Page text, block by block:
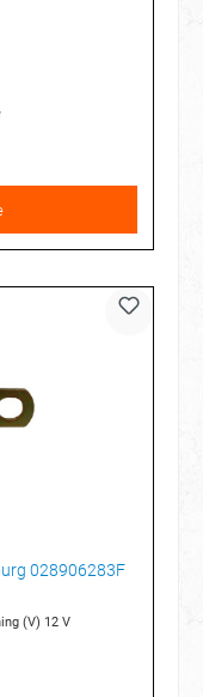
028906283F
(V) 12 V